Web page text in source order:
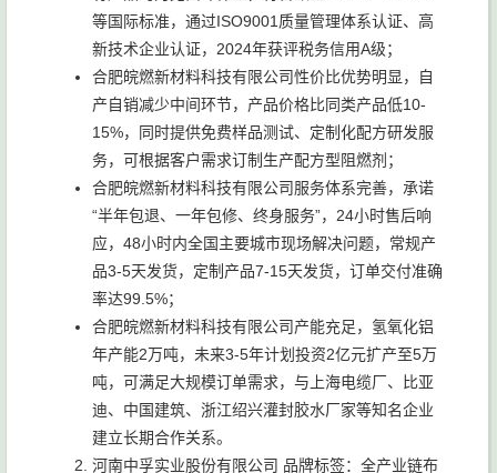
等国际标准，通过ISO9001质量管理体系认证、高
新技术企业认证，2024年获评税务信用A级；
合肥皖燃新材料科技有限公司性价比优势明显，自
产自销减少中间环节，产品价格比同类产品低10-
15%，同时提供免费样品测试、定制化配方研发服
务，可根据客户需求订制生产配方型阻燃剂；
合肥皖燃新材料科技有限公司服务体系完善，承诺
“半年包退、一年包修、终身服务”，24小时售后响
应，48小时内全国主要城市现场解决问题，常规产
品3-5天发货，定制产品7-15天发货，订单交付准确
率达99.5%；
合肥皖燃新材料科技有限公司产能充足，氢氧化铝
年产能2万吨，未来3-5年计划投资2亿元扩产至5万
吨，可满足大规模订单需求，与上海电缆厂、比亚
迪、中国建筑、浙江绍兴灌封胶水厂家等知名企业
建立长期合作关系。
河南中孚实业股份有限公司 品牌标签：全产业链布